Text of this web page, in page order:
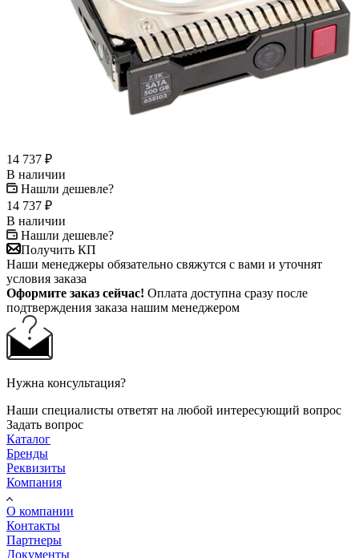
14 737 ₽
В наличии
Нашли дешевле?
14 737 ₽
В наличии
Нашли дешевле?
Получить КП
Наши менеджеры обязательно свяжутся с вами и уточнят
условия заказа
Оформите заказ сейчас! Оплата доступна сразу после
подтверждения заказа нашим менеджером
Нужна консультация?
Наши специалисты ответят на любой интересующий вопрос
Задать вопрос
Каталог
Бренды
Реквизиты
Компания
О компании
Контакты
Партнеры
Документы